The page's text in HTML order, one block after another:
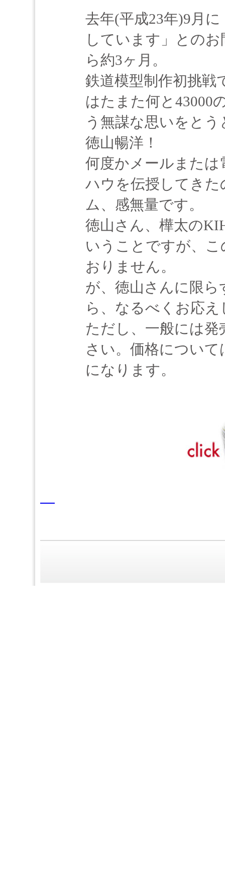
去年(平成23年)9月
しています」との
ら約3ヶ月。
鉄道模型制作初挑戦
はたまた何と43000
う無謀な思いをと
徳山暢洋！
何度かメールまた
ハウを伝授してき
ム、感無量です。
徳山さん、樺太の
いうことですが、
おりません。
が、徳山さんに限
ら、なるべくお応
ただし、一般には
さい。価格につい
になります。